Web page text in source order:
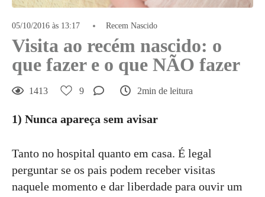
05/10/2016 às 13:17 Recem Nascido
Visita ao recém nascido: o
que fazer e o que NÃO fazer
1413 9 2min de leitura
1) Nunca apareça sem avisar
Tanto no hospital quanto em casa. É legal
perguntar se os pais podem receber visitas
naquele momento e dar liberdade para ouvir um